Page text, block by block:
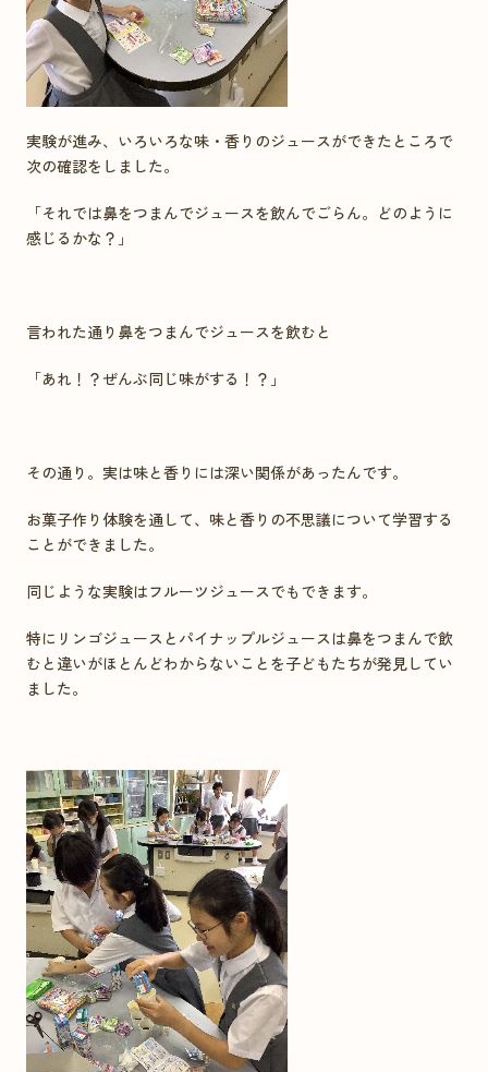
実験が進み、いろいろな味・香りのジュースができたところで
次の確認をしました。
「それでは鼻をつまんでジュースを飲んでごらん。どのように
感じるかな？」
言われた通り鼻をつまんでジュースを飲むと
「あれ！？ぜんぶ同じ味がする！？」
その通り。実は味と香りには深い関係があったんです。
お菓子作り体験を通して、味と香りの不思議について学習する
ことができました。
同じような実験はフルーツジュースでもできます。
特にリンゴジュースとパイナップルジュースは鼻をつまんで飲
むと違いがほとんどわからないことを子どもたちが発見してい
ました。